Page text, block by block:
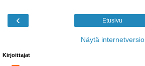
‹ Etusivu
Näytä internetversio
Kirjoittajat